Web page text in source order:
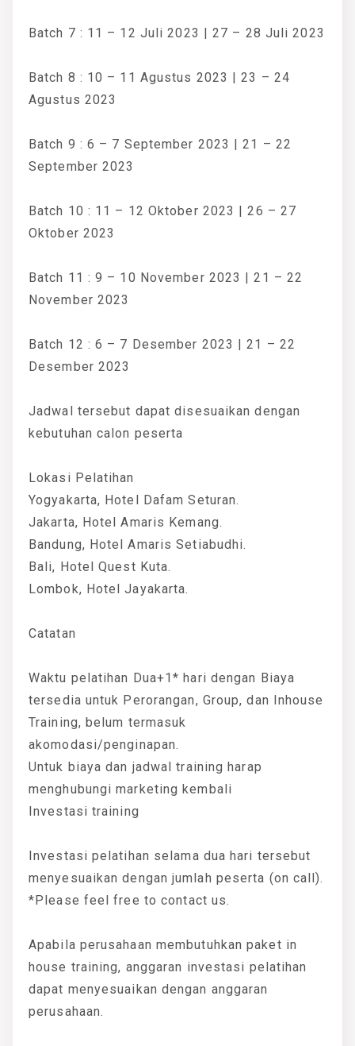
Batch 7 : 11 – 12 Juli 2023 | 27 – 28 Juli 2023
Batch 8 : 10 – 11 Agustus 2023 | 23 – 24
Agustus 2023
Batch 9 : 6 – 7 September 2023 | 21 – 22
September 2023
Batch 10 : 11 – 12 Oktober 2023 | 26 – 27
Oktober 2023
Batch 11 : 9 – 10 November 2023 | 21 – 22
November 2023
Batch 12 : 6 – 7 Desember 2023 | 21 – 22
Desember 2023
Jadwal tersebut dapat disesuaikan dengan
kebutuhan calon peserta
Lokasi Pelatihan
Yogyakarta, Hotel Dafam Seturan.
Jakarta, Hotel Amaris Kemang.
Bandung, Hotel Amaris Setiabudhi.
Bali, Hotel Quest Kuta.
Lombok, Hotel Jayakarta.
Catatan
Waktu pelatihan Dua+1* hari dengan Biaya
tersedia untuk Perorangan, Group, dan Inhouse
Training, belum termasuk
akomodasi/penginapan.
Untuk biaya dan jadwal training harap
menghubungi marketing kembali
Investasi training
Investasi pelatihan selama dua hari tersebut
menyesuaikan dengan jumlah peserta (on call).
*Please feel free to contact us.
Apabila perusahaan membutuhkan paket in
house training, anggaran investasi pelatihan
dapat menyesuaikan dengan anggaran
perusahaan.